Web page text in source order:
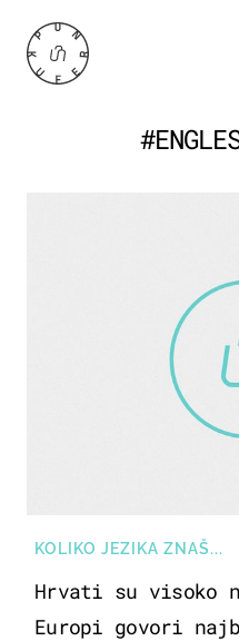
KOLIKO JEZIKA ZNAŠ...
Hrvati su visoko
Europi govori